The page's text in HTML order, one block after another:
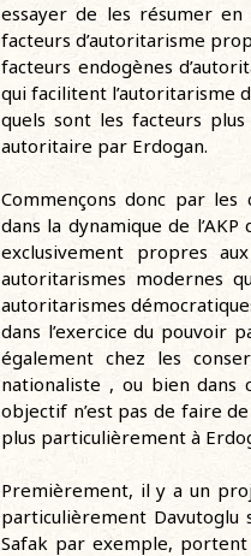
essayer de les résumer
facteurs d’autoritarisme
facteurs endogènes
qui facilitent l’autoritarisme
quels sont les facteurs
autoritaire par Erdogan.
Commençons donc par les
dans la dynamique de
exclusivement propres
autoritarismes modernes
autoritarismes
dans l’exercice du pouvoir
également chez les
nationaliste , ou bien dans
objectif n’est pas de faire
plus particulièrement à
Premièrement, il y a un
particulièrement Davutoglu
Safak par exemple,